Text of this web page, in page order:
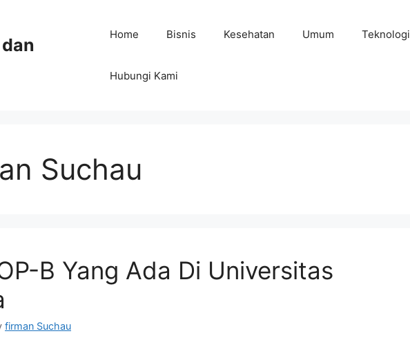
Home Bisnis Kesehatan Umum Teknologi
Hubungi Kami
Suchau
B Yang Ada Di Universitas
firman Suchau